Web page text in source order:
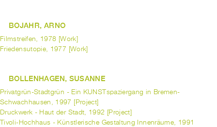
BOJAHR, ARNO
Filmstreifen, 1978 [Work]
Friedensutopie, 1977 [Work]
BOLLENHAGEN, SUSANNE
Privatgrün-Stadtgrün - Ein KUNSTspaziergang in Bremen-
Schwachhausen, 1997 [Project]
Druckwerk - Haut der Stadt, 1992 [Project]
Tivoli-Hochhaus - Künstlerische Gestaltung Innenräume, 1991